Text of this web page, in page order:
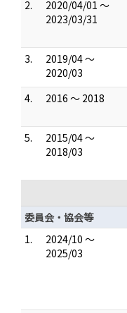
2.
2020/04/01 ～
2023/03/31
3.
2019/04 ～
2020/03
4.
2016 ～ 2018
5.
2015/04 ～
2018/03
委員会・協会等
1.
2024/10 ～
2025/03